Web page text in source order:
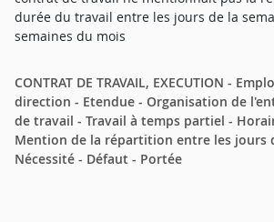
durée du travail entre les jours de la
semaines du mois
CONTRAT DE TRAVAIL, EXECUTION -
direction - Etendue - Organisation de
de travail - Travail à temps partiel -
Mention de la répartition entre les jours
Nécessité - Défaut - Portée